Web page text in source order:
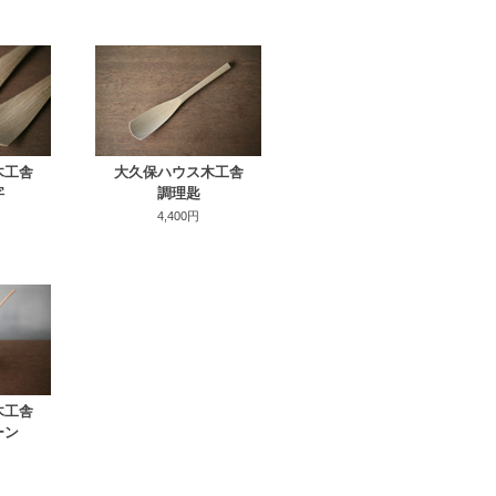
工舎
大久保ハウス木工舎
調理匙
4,400円
工舎
ン